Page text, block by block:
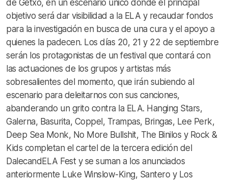
de Getxo, en un escenario único donde el principal
objetivo será dar visibilidad a la ELA y recaudar fondos
para la investigación en busca de una cura y el apoyo a
quienes la padecen. Los días 20, 21 y 22 de septiembre
serán los protagonistas de un festival que contará con
las actuaciones de los grupos y artistas más
sobresalientes del momento, que irán subiendo al
escenario para deleitarnos con sus canciones,
abanderando un grito contra la ELA. Hanging Stars,
Galerna, Basurita, Coppel, Trampas, Bringas, Lee Perk,
Deep Sea Monk, No More Bullshit, The Binilos y Rock &
Kids completan el cartel de la tercera edición del
DalecandELA Fest y se suman a los anunciados
anteriormente Luke Winslow-King, Santero y Los